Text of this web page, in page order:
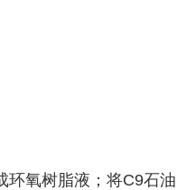
环氧树脂液；将C9石油